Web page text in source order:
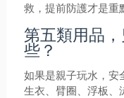
救，提前防護才是重
第五類用品
些？
如果是親子玩水，安
生衣、臂圈、浮板、